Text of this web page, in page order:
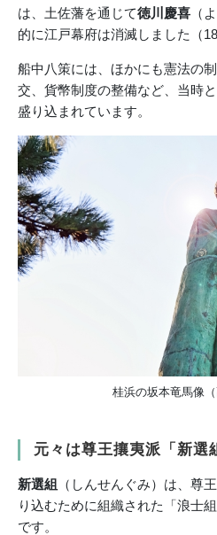
は、土佐藩を通じて徳川慶喜 （
的に江戸幕府は消滅しました（
船中八策には、ほかにも憲法の
交、貨幣制度の整備など、当時
盛り込まれています。
桂浜の坂本竜馬像（
元々は尊王攘夷派「新選
新選組 （しんせんぐみ）は、尊
り込むために組織された「浪士
です。